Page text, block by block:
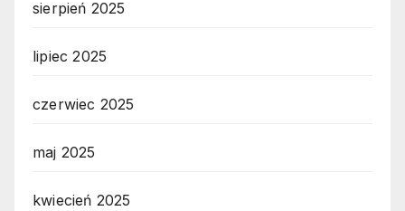
sierpień 2025
lipiec 2025
czerwiec 2025
maj 2025
kwiecień 2025